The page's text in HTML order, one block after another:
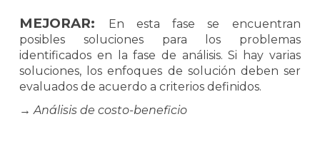
MEJORAR:
En esta fase se encuentran
posibles soluciones para los problemas
identificados en la fase de análisis. Si hay varias
soluciones, los enfoques de solución deben ser
evaluados de acuerdo a criterios definidos.
→ Análisis de costo-beneficio